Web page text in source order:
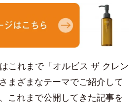
これまで「オルビス ザ クレン
まざまなテーマでご紹介して
これまで公開してきた記事を